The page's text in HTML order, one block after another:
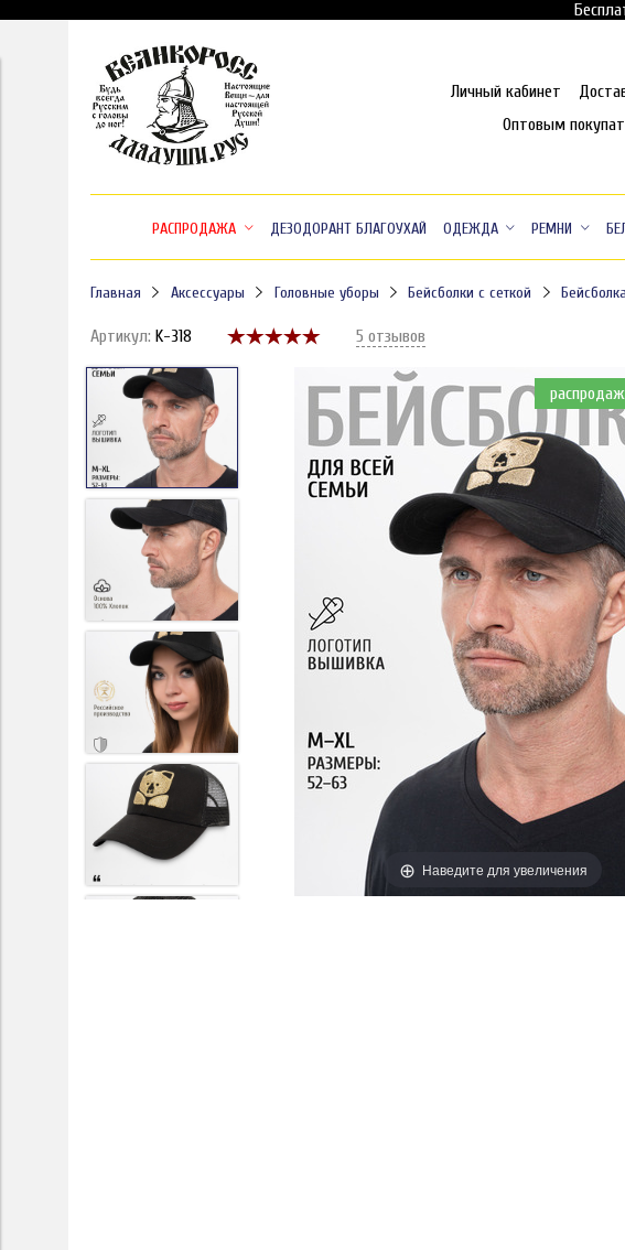
Личный кабинет
Оптовым
РАСПРОДАЖА ДЕЗОДОРАНТ БЛАГОУХАЙ ОДЕЖДА РЕМНИ
Главная Аксессуары Головные уборы Бейсболки с сеткой
Артикул: K-318 5 отзывов
Наведите для увеличения